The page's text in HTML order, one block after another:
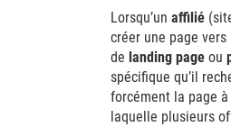
Lorsqu’un affilié
créer une page
de landing page ou
spécifique qu’il
forcément la page à
laquelle plusieurs